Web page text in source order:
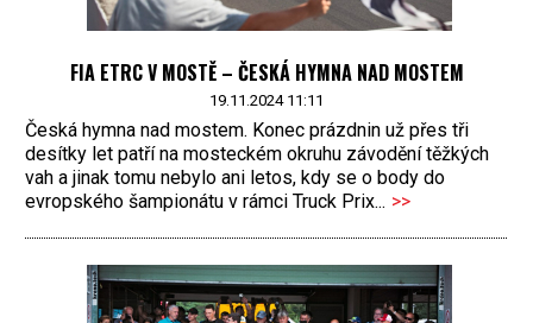
FIA ETRC V MOSTĚ – ČESKÁ HYMNA NAD MOSTEM
19.11.2024 11:11
Česká hymna nad mostem. Konec prázdnin už přes tři
desítky let patří na mosteckém okruhu závodění těžkých
vah a jinak tomu nebylo ani letos, kdy se o body do
evropského šampionátu v rámci Truck Prix... >>